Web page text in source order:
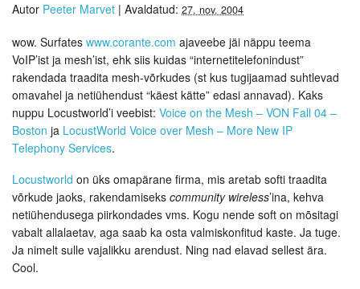
Autor Peeter Marvet | Avaldatud: 27. nov. 2004
wow. Surfates www.corante.com ajaveebe jäi näppu teema
VoIP’ist ja mesh’ist, ehk siis kuidas “internetitelefonindust”
rakendada traadita mesh-võrkudes (st kus tugijaamad suhtlevad
omavahel ja netiühendust “käest kätte” edasi annavad). Kaks
nuppu Locustworld’i veebist: Voice on the Mesh – VON Fall 04 –
Boston ja LocustWorld Voice over Mesh – More New IP
Telephony Services.
Locustworld on üks omapärane firma, mis aretab softi traadita
võrkude jaoks, rakendamiseks community wireless’ina, kehva
netiühendusega piirkondades vms. Kogu nende soft on mõsitagi
vabalt allalaetav, aga saab ka osta valmiskonfitud kaste. Ja tuge.
Ja nimelt sulle vajalikku arendust. Ning nad elavad sellest ära.
Cool.